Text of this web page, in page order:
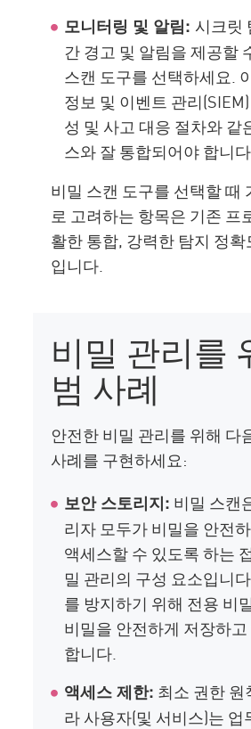
모니터링 및 알림: 시크릿
간 경고 및 알림을 제공할
스캔 도구를 선택하세요.
정보 및 이벤트 관리
성 및 사고 대응 절차와 같
스와 잘 통합되어야 합니
비밀 스캔 도구를 선택할 때
로 고려하는 항목은 기존 프
활한 통합, 강력한 탐지 정
입니다.
비밀 관리를
범 사례
안전한 비밀 관리를 위해 다
사례를 구현하세요:
보안 스토리지: 비밀 스캔
리자 모두가 비밀을 안전
액세스할 수 있도록 하는
밀 관리의 구성 요소입니
를 방지하기 위해 전용 비
비밀을 안전하게 저장하
합니다.
액세스 제한: 최소 권한 원
라 사용자(및 서비스)는 업